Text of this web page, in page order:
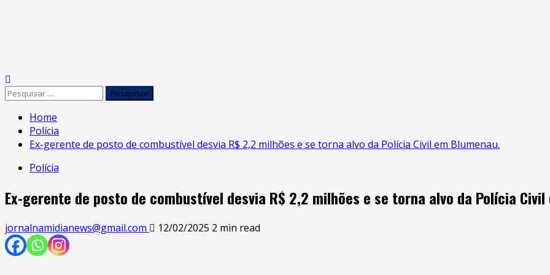
Home
Polícia
Ex-gerente de posto de combustível desvia R$ 2,2 milhões e se torna alvo da Polícia Civil em Blumenau.
Polícia
Ex-gerente de posto de combustível desvia R$ 2,2 milhões e se torna alvo da Polícia Civil
jornalnamidianews@gmail.com 12/02/2025 2 min read